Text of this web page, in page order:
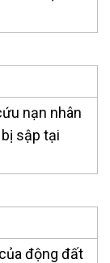
nạn nhân
sập tại
động đất